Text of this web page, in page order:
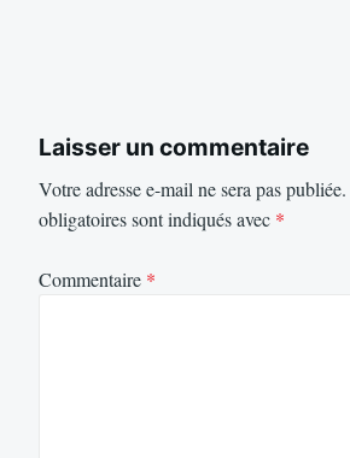
Laisser un commentaire
Votre adresse e-mail ne sera pas publiée.
obligatoires sont indiqués avec *
Commentaire *